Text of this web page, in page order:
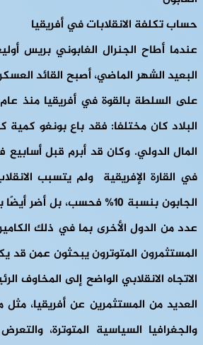
حساب تكلفة الانقلابات في أفريقيا
عندما أطاح الجنرال الغابوني بريس
البعيد الشهر الماضي، أصبح القائد
البلاد كان مختلفا: فقد باع بونغو
المال الدولي. وكان قد أبرم قبل
في القارة الإفريقية ولم يتسبب
الجابون بنسبة 10% فحسب، بل
عدد من الدول الأخرى بما في ذلك
المستثمرون المتوترون يبحثون عمن قد
الاتجاه الانقلابي الواضح إلى المخاوف
العديد من المستثمرين عن أفريقيا، مثل
والجغرافيا السياسية المتوترة،